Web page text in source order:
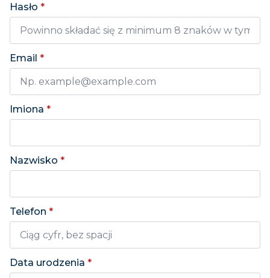
Hasło *
Email *
Imiona *
Nazwisko *
Telefon *
Data urodzenia *